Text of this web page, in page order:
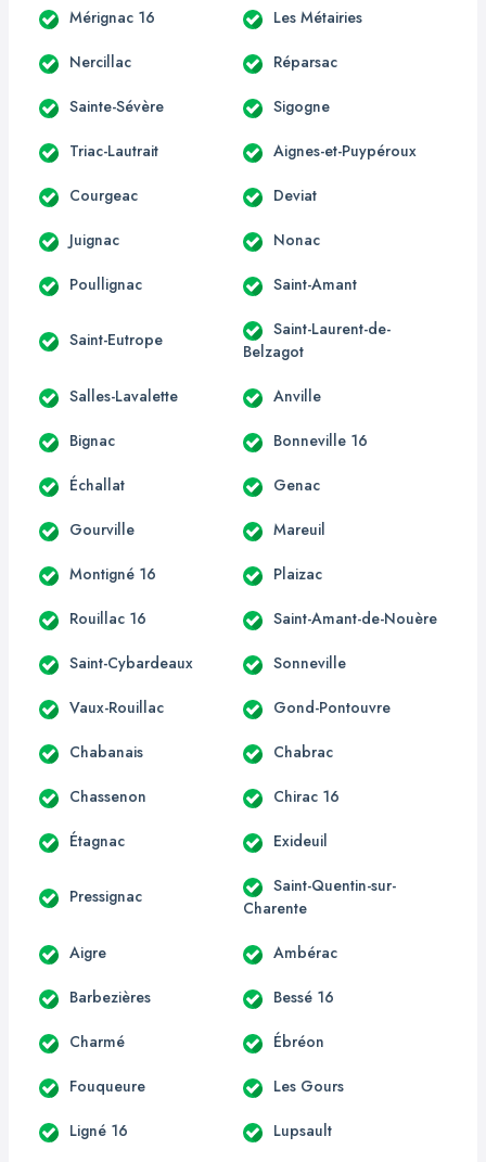
Mérignac 16 Les Métairies
Nercillac Réparsac
Sainte-Sévère Sigogne
Triac-Lautrait Aignes-et-Puypéroux
Courgeac Deviat
Juignac Nonac
Poullignac Saint-Amant
Saint-Eutrope
Saint-Laurent-de-
Belzagot
Salles-Lavalette Anville
Bignac Bonneville 16
Échallat Genac
Gourville Mareuil
Montigné 16 Plaizac
Rouillac 16 Saint-Amant-de-Nouère
Saint-Cybardeaux Sonneville
Vaux-Rouillac Gond-Pontouvre
Chabanais Chabrac
Chassenon Chirac 16
Étagnac Exideuil
Pressignac
Saint-Quentin-sur-
Charente
Aigre Ambérac
Barbezières Bessé 16
Charmé Ébréon
Fouqueure Les Gours
Ligné 16 Lupsault